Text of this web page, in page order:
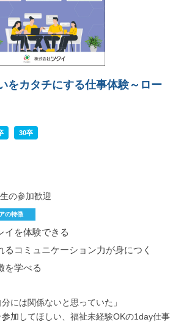
をカタチにする仕事体験～ロー
30卒
の参加歓迎
の特徴
イを体験できる
るコミュニケーション力が身につく
を学べる
には関係ないと思っていた」
加してほしい、福祉未経験OKの1day仕事